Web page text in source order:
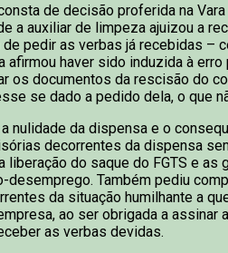
de decisão proferida na
a auxiliar de limpeza ajuizou a
pedir as verbas já recebidas –
afirmou haver sido induzida à erro
os documentos da rescisão do
se dado a pedido dela, o que
nulidade da dispensa e o
decorrentes da dispensa
liberação do saque do FGTS e as
desemprego. Também pediu
da situação humilhante a
ao ser obrigada a assinar
as verbas devidas.